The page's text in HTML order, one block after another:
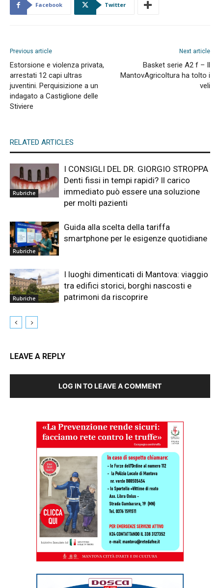
Facebook Twitter
Previous article
Estorsione e violenza privata,
arrestati 12 capi ultras
juventini. Perquisizione a un
indagato a Castiglione delle
Stiviere
Next article
Basket serie A2 f – Il
MantovAgricoltura ha tolto i
veli
RELATED ARTICLES
Rubriche
I CONSIGLI DEL DR. GIORGIO STROPPA
Denti fissi in tempi rapidi? Il carico
immediato può essere una soluzione
per molti pazienti
Rubriche
Guida alla scelta della tariffa
smartphone per le esigenze quotidiane
Rubriche
I luoghi dimenticati di Mantova: viaggio
tra edifici storici, borghi nascosti e
patrimoni da riscoprire
LEAVE A REPLY
LOG IN TO LEAVE A COMMENT